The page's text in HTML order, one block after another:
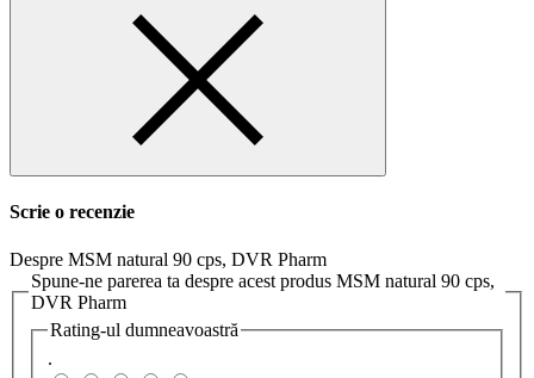
Scrie o recenzie
Despre MSM natural 90 cps, DVR Pharm
Spune-ne parerea ta despre acest produs MSM natural 90 cps,
DVR Pharm
Rating-ul dumneavoastră
.